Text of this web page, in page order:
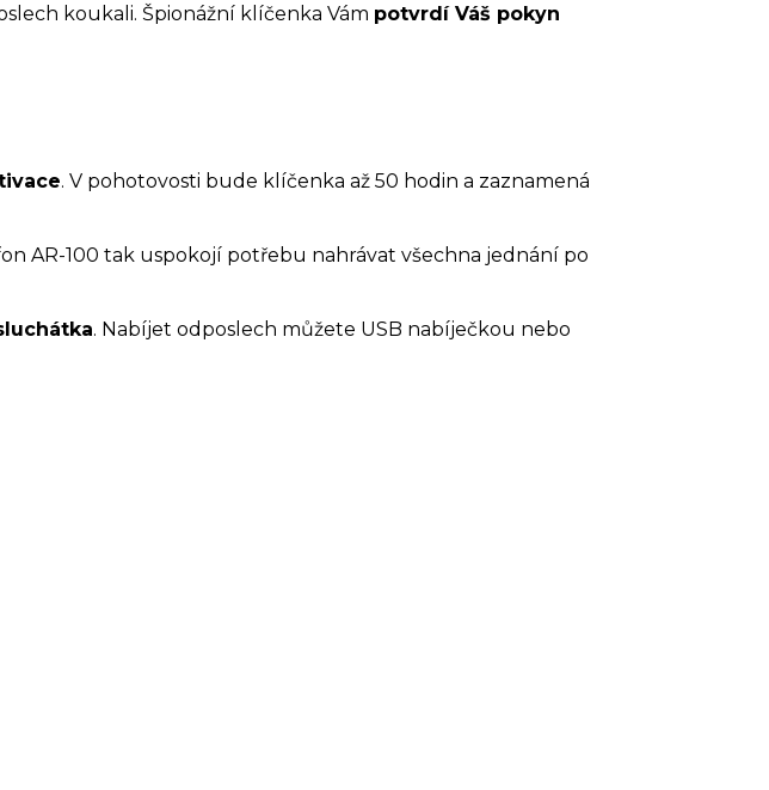
koukali. Špionážní klíčenka Vám potvrdí Váš pokyn
. V pohotovosti bude klíčenka až 50 hodin a zaznamená
AR-100 tak uspokojí potřebu nahrávat všechna jednání po
. Nabíjet odposlech můžete USB nabíječkou nebo